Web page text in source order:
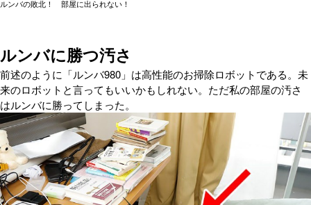
ルンバの敗北！ 部屋に出られない！
ルンバに勝つ汚さ
前述のように「ルンバ980」は高性能のお掃除ロボットである。未
来のロボットと言ってもいいかもしれない。ただ私の部屋の汚さ
はルンバに勝ってしまった。